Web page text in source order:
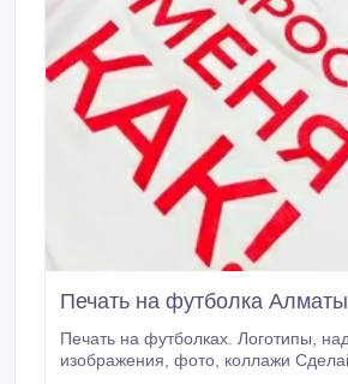
Печать на футболка Алматы
Печать на футболках. Логотипы, надписи,
изображения, фото, коллажи Сделайте свой стиль